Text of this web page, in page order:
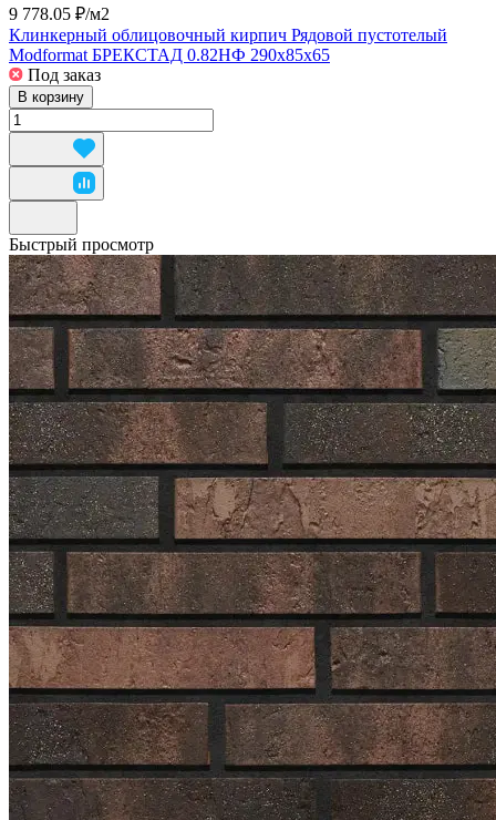
9 778.05 ₽/м2
Клинкерный облицовочный кирпич Рядовой пустотелый
Modformat БРЕКСТАД 0.82НФ 290x85x65
Под заказ
В корзину
Быстрый просмотр